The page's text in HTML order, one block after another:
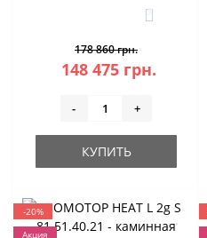
3
178 860 грн.
148 475 грн.
- +
КУПИТЬ
-20%
Акция